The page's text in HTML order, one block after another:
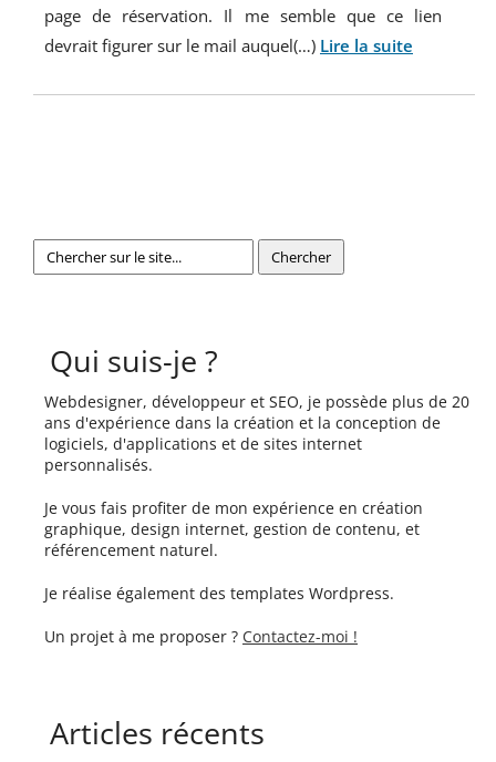
page de réservation. Il me semble que ce lien
devrait figurer sur le mail auquel(…) Lire la suite
Qui suis-je ?
Webdesigner, développeur et SEO, je possède plus de 20
ans d'expérience dans la création et la conception de
logiciels, d'applications et de sites internet
personnalisés.
Je vous fais profiter de mon expérience en création
graphique, design internet, gestion de contenu, et
référencement naturel.
Je réalise également des templates Wordpress.
Un projet à me proposer ? Contactez-moi !
Articles récents